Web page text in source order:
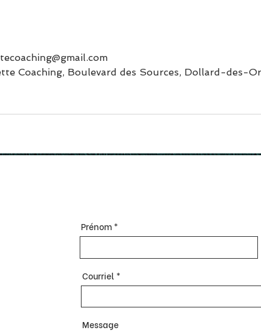
Coaching, Boulevard des Sources, Dollard-des-
Prénom
Courriel
Message